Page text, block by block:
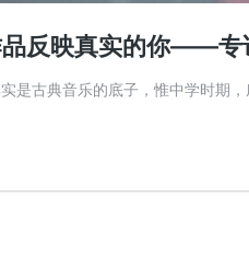
反映真实的你——专
是古典音乐的底子，惟中学时期